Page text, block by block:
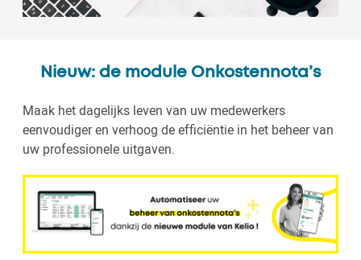
Nieuw: de module Onkostennota’s
Maak het dagelijks leven van uw medewerkers
eenvoudiger en verhoog de efficiëntie in het beheer van
uw professionele uitgaven.